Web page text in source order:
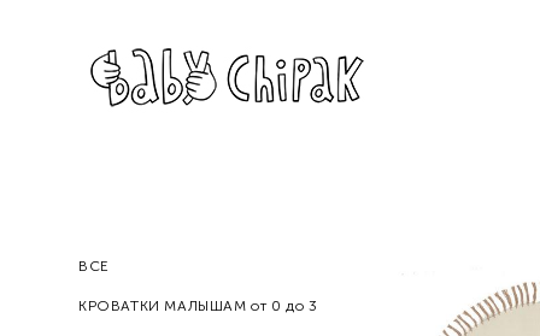
ВСЕ
КРОВАТКИ МАЛЫШАМ от 0 до 3